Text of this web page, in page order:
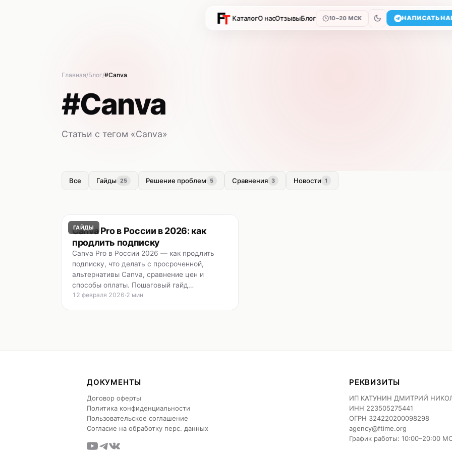
КаталогО насОтзывыБлог 10–20 МСК НАПИСАТЬ
Главная Блог #Canva
#Canva
Статьи с тегом «Canva»
Все Гайды 25 Решение проблем 5 Сравнения 3 Новости 1
ГАЙДЫ
Canva Pro в России в 2026: как
продлить подписку
Canva Pro в России 2026 — как продлить
подписку, что делать с просроченной,
альтернативы Canva, сравнение цен и
способы оплаты. Пошаговый гайд…
12 февраля 2026·2 мин
ДОКУМЕНТЫ
Договор оферты
Политика конфиденциальности
Пользовательское соглашение
Согласие на обработку перс. данных
РЕКВИЗИТЫ
ИП КАТУНИН ДМИТРИЙ
ИНН 223505275441
ОГРН 324220200098298
agency@ftime.org
График работы: 10:00–20:00